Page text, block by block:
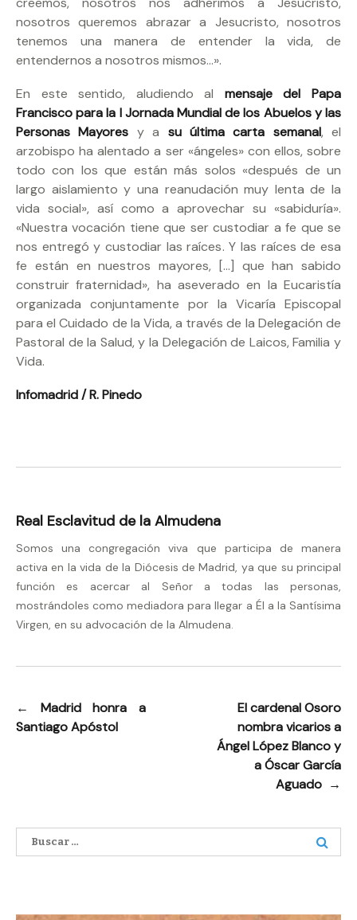
nosotros queremos abrazar a Jesucristo, nosotros
tenemos una manera de entender la vida, de
entendernos a nosotros mismos…».
En este sentido, aludiendo al mensaje del Papa
Francisco para la I Jornada Mundial de los Abuelos y las
Personas Mayores y a su última carta semanal, el
arzobispo ha alentado a ser «ángeles» con ellos, sobre
todo con los que están más solos «después de un
largo aislamiento y una reanudación muy lenta de la
vida social», así como a aprovechar su «sabiduría».
«Nuestra vocación tiene que ser custodiar a fe que se
nos entregó y custodiar las raíces. Y las raíces de esa
fe están en nuestros mayores, […] que han sabido
construir fraternidad», ha aseverado en la Eucaristía
organizada conjuntamente por la Vicaría Episcopal
para el Cuidado de la Vida, a través de la Delegación de
Pastoral de la Salud, y la Delegación de Laicos, Familia y
Vida.
Infomadrid / R. Pinedo
Real Esclavitud de la Almudena
Somos una congregación viva que participa de manera
activa en la vida de la Diócesis de Madrid, ya que su principal
función es acercar al Señor a todas las personas,
mostrándoles como mediadora para llegar a Él a la Santísima
Virgen, en su advocación de la Almudena.
Navegación
de
←
Madrid honra a
Santiago Apóstol
El cardenal Osoro
nombra vicarios a
Ángel López Blanco y
a Óscar García
Aguado →
Buscar: